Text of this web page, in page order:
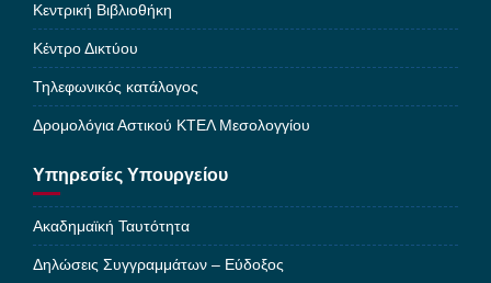
Κεντρική Βιβλιοθήκη
Κέντρο Δικτύου
Τηλεφωνικός κατάλογος
Δρομολόγια Αστικού ΚΤΕΛ Μεσολογγίου
Υπηρεσίες Υπουργείου
Ακαδημαϊκή Ταυτότητα
Δηλώσεις Συγγραμμάτων – Εύδοξος